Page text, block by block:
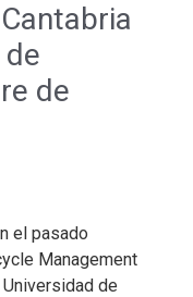
de
el pasado
Management
de